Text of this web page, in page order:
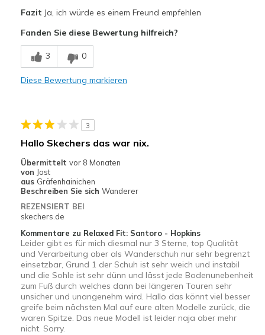
Breathe Well
Comfortable
Travel
Width
Feels too wide
Sizing
View On Shoes
Shoes are for Wearing
Fazit Ja, ich würde es einem Freund empfehlen
Fanden Sie diese Bewertung hilfreich?
3 0
Diese Bewertung markieren
3
Hallo Skechers das war nix.
Übermittelt vor 8 Monaten
von Jost
aus Gräfenhainichen
Beschreiben Sie sich Wanderer
REZENSIERT BEI
skechers.de
Kommentare zu Relaxed Fit: Santoro - Hopkins
Leider gibt es für mich diesmal nur 3 Sterne, top Qualität
und Verarbeitung aber als Wanderschuh nur sehr begrenzt
einsetzbar, Grund 1 der Schuh ist sehr weich und instabil
und die Sohle ist sehr dünn und lässt jede Bodenunebenheit
zum Fuß durch welches dann bei längeren Touren sehr
unsicher und unangenehm wird. Hallo das könnt viel besser
greife beim nächsten Mal auf eure alten Modelle zurück, die
waren Spitze. Das neue Modell ist leider naja aber mehr
nicht. Sorry.